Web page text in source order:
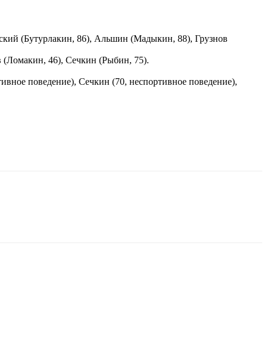
(Бутурлакин, 86), Альшин (Мадыкин, 88), Грузнов
46), Сечкин (Рыбин, 75).
поведение), Сечкин (70, неспортивное поведение),